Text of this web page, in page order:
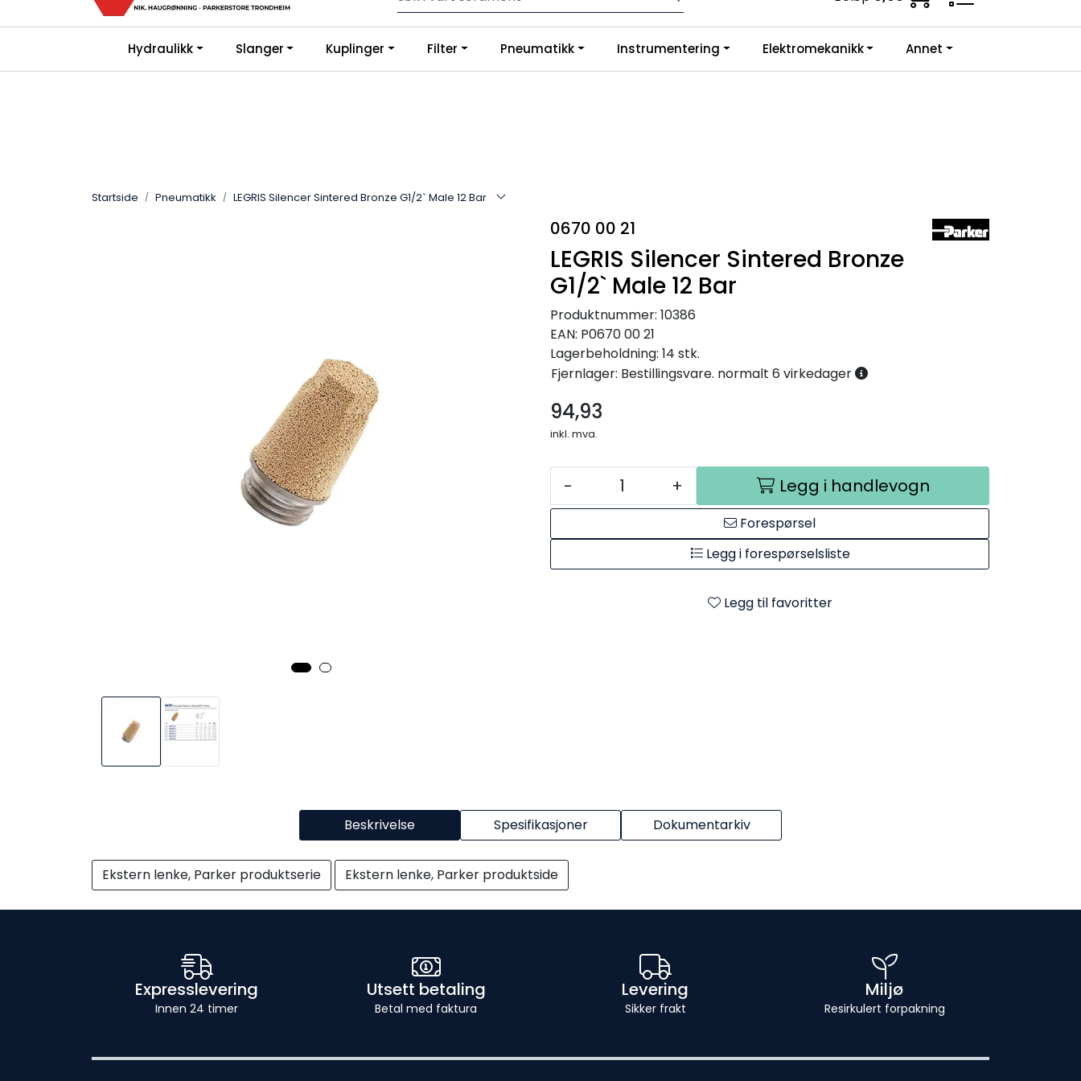
Skip to main content Kjøp slanger og fittings hos oss, så tilpasser og monterer vi etter dine krav.
Bli Kunde | FAQ Gi oss en vurdering på Google Infosenter Favoritter Logg inn
Hydraulikk Slanger Kuplinger Filter Pneumatikk Instrumentering Elektromekanikk Annet
Startside Pneumatikk LEGRIS Silencer Sintered Bronze G1/2` Male 12 Bar
0670 00 21
LEGRIS Silencer Sintered Bronze
G1/2` Male 12 Bar
Produktnummer: 10386
EAN: P0670 00 21
Lagerbeholdning: 14 stk.
Fjernlager: Bestillingsvare. normalt 6 virkedager
94,93
inkl. mva.
- + Legg i handlevogn
Forespørsel
Legg i forespørselsliste
Legg til favoritter
Beskrivelse Spesifikasjoner Dokumentarkiv
Ekstern lenke, Parker produktserie Ekstern lenke, Parker produktside
Expresslevering
Innen 24 timer
Utsett betaling
Betal med faktura
Levering
Sikker frakt
Miljø
Resirkulert forpakning